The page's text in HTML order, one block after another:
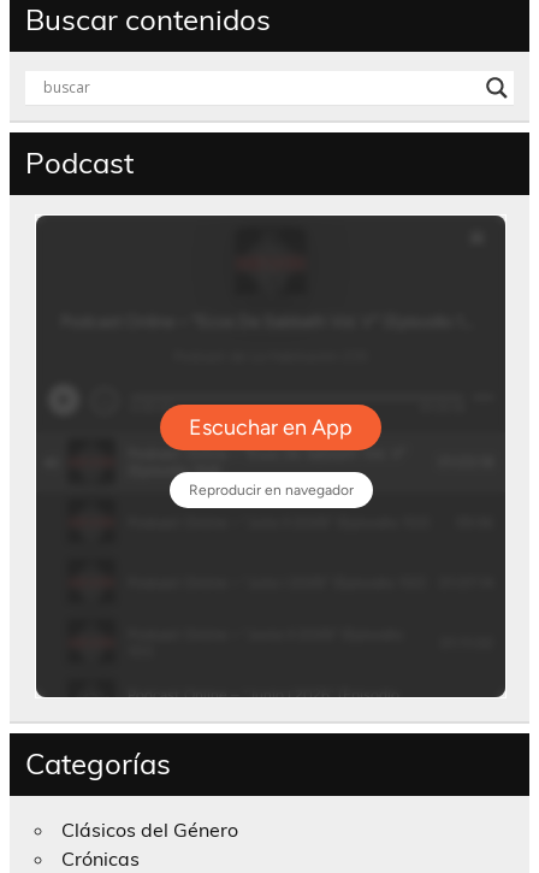
Buscar contenidos
Podcast
Categorías
Clásicos del Género
Crónicas